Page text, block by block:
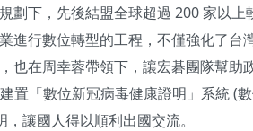
劃下，先後結盟全球超過 200 家以上
進行數位轉型的工程，不僅強化了台
也在周幸蓉帶領下，讓宏碁團隊幫助
置「數位新冠病毒健康證明」系統 (
讓國人得以順利出國交流。